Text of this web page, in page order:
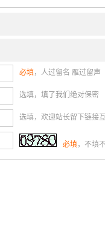
必填，人过留名 雁过留声
选填，填了我们绝对保密
选填，欢迎站长留下链接
必填，不填